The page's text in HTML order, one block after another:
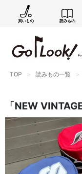
買いもの 読みもの
TOP 読みもの一覧
「NEW
GO/LOOK!
新商品情報や
まだご登録で
編集部セレクトのス
カートに残っている